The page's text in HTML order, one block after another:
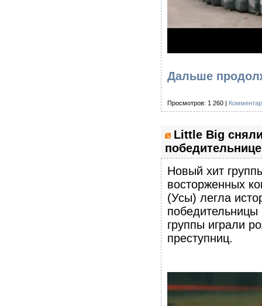
Дальше
Просмотров: 1 260 |
Little Big
Новый хит
восторженных
(Усы) легла
победительницы
группы играли
преступниц.